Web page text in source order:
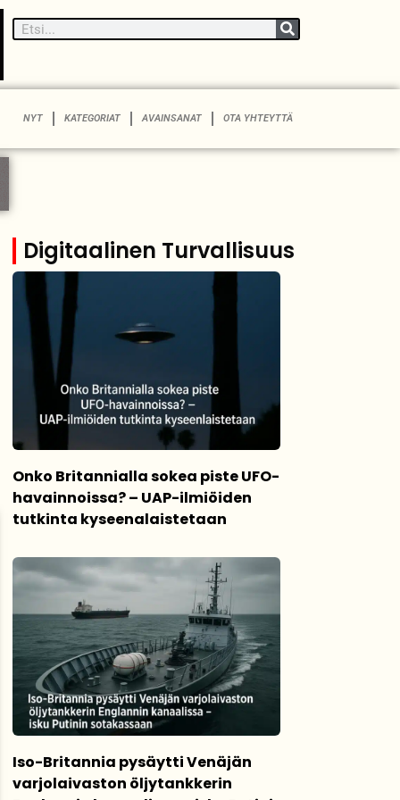
NYT KATEGORIAT AVAINSANAT OTA YHTEYTTÄ
Digitaalinen Turvallisuus
Onko Britannialla sokea piste UFO-
havainnoissa? – UAP-ilmiöiden
tutkinta kyseenalaistetaan
Iso-Britannia pysäytti Venäjän
varjolaivaston öljytankkerin